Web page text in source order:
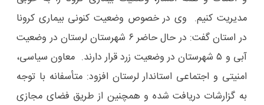
مدیریت کنیم. وی در خصوص وضعیت کنونی بیماری کرونا
در استان گفت: در حال حاضر ۶ شهرستان لرستان در وضعیت
آبی و ۵ شهرستان در وضعیت زرد قرار دارند. معاون سیاسی،
امنیتی و اجتماعی استاندار لرستان افزود: متأسفانه با توجه
به گزارشات دریافت شده و همچنین از طریق فضای مجازی